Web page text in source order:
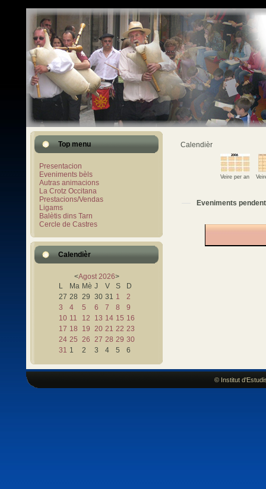
Top menu
Presentacion
Eveniments bèls
Autras animacions
La Crotz Occitana
Prestacions/Vendas
Ligams
Balètis dins Tarn
Cercle de Castres
Calendièr
<Agost 2026>
L
Ma Mè J V S
D
27 28 29 30 31 1
2
3
4 5 6 7 8
9
10 11 12 13 14 15 16
17 18 19 20 21 22 23
24 25 26 27 28 29 30
31 1 2 3 4 5 6
Calendièr
Veire per an
Eveniments pendent
© Institut